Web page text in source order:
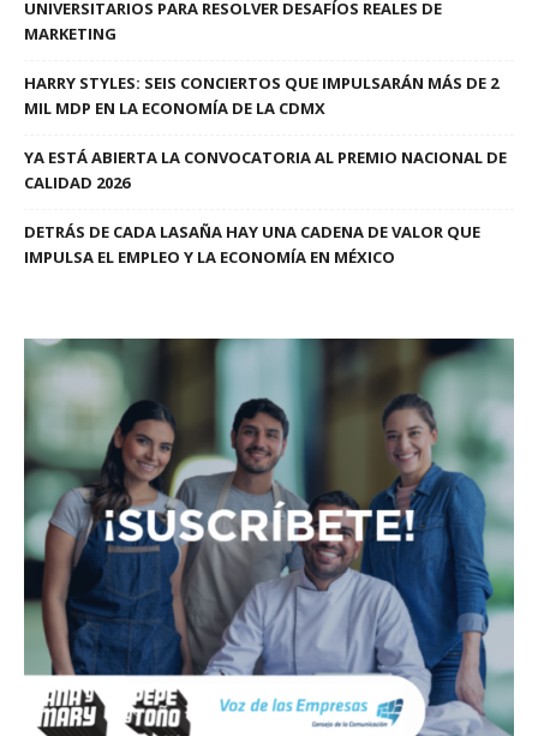
UNIVERSITARIOS PARA RESOLVER DESAFÍOS REALES DE
MARKETING
HARRY STYLES: SEIS CONCIERTOS QUE IMPULSARÁN MÁS DE 2
MIL MDP EN LA ECONOMÍA DE LA CDMX
YA ESTÁ ABIERTA LA CONVOCATORIA AL PREMIO NACIONAL DE
CALIDAD 2026
DETRÁS DE CADA LASAÑA HAY UNA CADENA DE VALOR QUE
IMPULSA EL EMPLEO Y LA ECONOMÍA EN MÉXICO